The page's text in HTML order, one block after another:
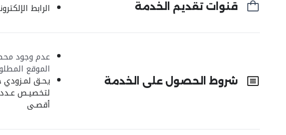
قنوات تقديم الخدمة الرابط
شروط الحصول على الخدمة
الموقع
يحـق لمـزودي
أقصـى